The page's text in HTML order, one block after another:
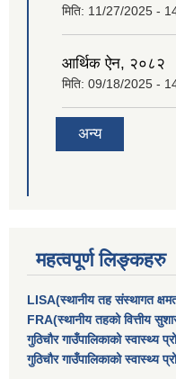
मिति: 11/27/2025 -
आर्थिक ऐन, २०८२
मिति: 09/18/2025 -
अन्य
महत्वपूर्ण लिङ्कहरु
LISA(स्थानीय तह संस्थागत
FRA(स्थानीय तहको वित्तीय
गुठिचौर गाउँपालिकाको स्वास्थ्य
गुठिचौर गाउँपालिकाको स्वास्थ्य